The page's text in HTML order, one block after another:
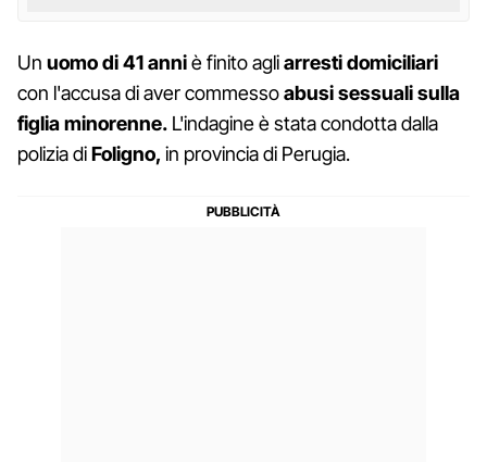
Un uomo di 41 anniè finito agliarresti domiciliari
con l'accusa di aver commessoabusi sessuali sulla
figliaminorenne. L'indagine è stata condotta dalla
polizia diFoligno, in provincia di Perugia.